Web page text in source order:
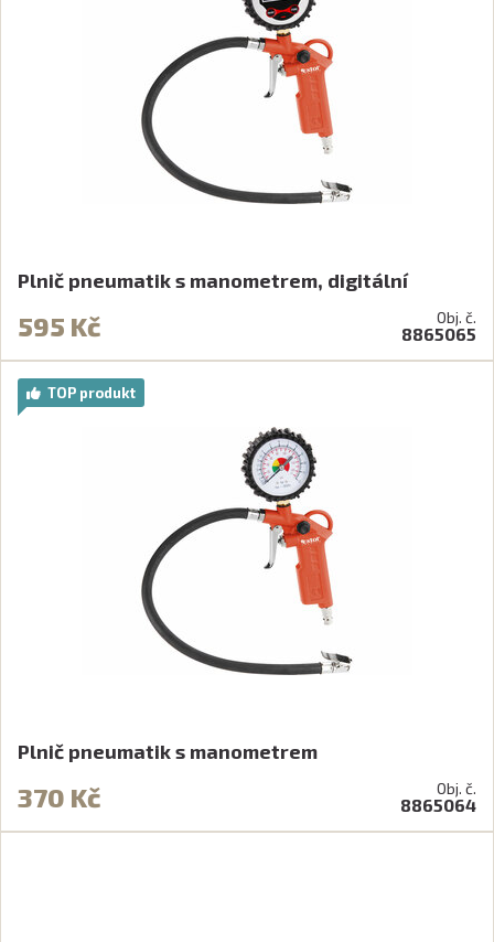
Plnič pneumatik s manometrem, digitální
595 Kč Obj. č.
8865065
TOP produkt
Plnič pneumatik s manometrem
370 Kč Obj. č.
8865064